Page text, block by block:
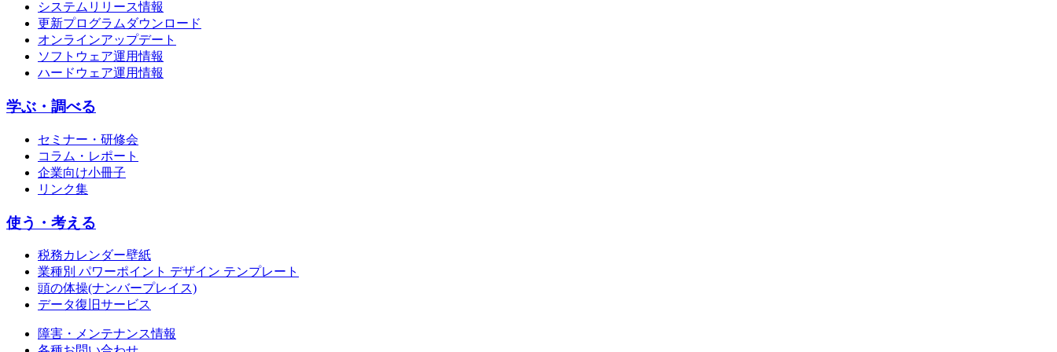
システムリリース情報
更新プログラムダウンロード
オンラインアップデート
ソフトウェア運用情報
ハードウェア運用情報
学ぶ・調べる
セミナー・研修会
コラム・レポート
企業向け小冊子
リンク集
使う・考える
税務カレンダー壁紙
業種別 パワーポイント デザイン テンプレート
頭の体操(ナンバープレイス)
データ復旧サービス
障害・メンテナンス情報